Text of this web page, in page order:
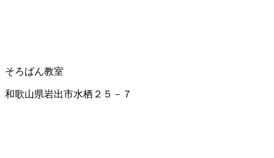
そろばん教室
和歌山県岩出市水栖２５－７